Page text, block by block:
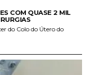
COM QUASE 2 MIL
do Colo do Útero do